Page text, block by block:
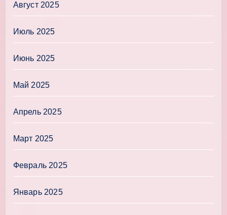
Август 2025
Июль 2025
Июнь 2025
Май 2025
Апрель 2025
Март 2025
Февраль 2025
Январь 2025